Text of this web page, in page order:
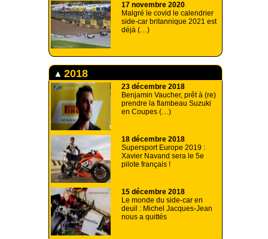
17 novembre 2020
Malgré le covid le calendrier
side-car britannique 2021 est
déjà (…)
2018
23 décembre 2018
Benjamin Vaucher, prêt à (re)
prendre la flambeau Suzuki
en Coupes (…)
18 décembre 2018
Supersport Europe 2019 :
Xavier Navand sera le 5e
pilote français !
15 décembre 2018
Le monde du side-car en
deuil : Michel Jacques-Jean
nous a quittés